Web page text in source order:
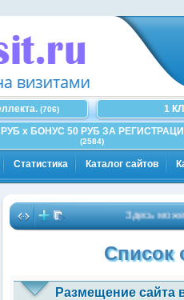
(706)
1
РУБ x БОНУС 50 РУБ ЗА
(2584)
Статистика Каталог сайтов
Здесь может
Список
Размещение сайта